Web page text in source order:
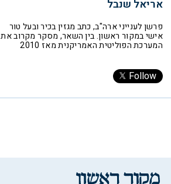
אריאל שנבל
פרשן לענייני ארה"ב, כתב מגזין בכיר ובעל טור
אישי במקור ראשון. בין השאר, מסקר מקרוב את
המערכת הפוליטית האמריקנית מאז 2010
Follow